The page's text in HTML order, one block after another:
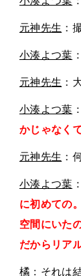
元神先生 ：
小湊よつ葉
元神先生 ：
小湊よつ葉 ：
かじゃなく
元神先生 ：
小湊よつ葉
に初めての
空間にいた
だからリア
橘 ：それは